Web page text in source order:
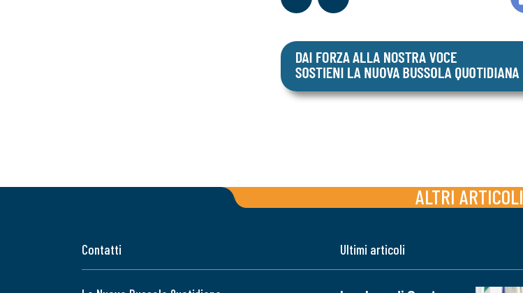
ALTRI ARTICOLI
Contatti Ultimi articoli